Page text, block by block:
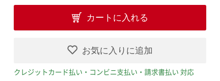
カートに入れる
お気に入りに追加
クレジットカード払い・コンビニ支払い・請求書払い 対応